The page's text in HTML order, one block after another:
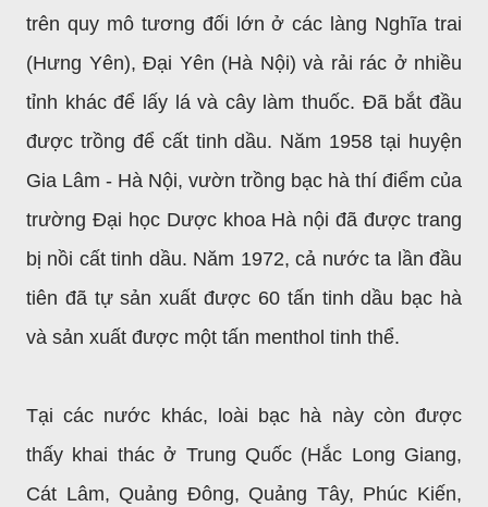
trên quy mô tương đối lớn ở các làng Nghĩa trai
(Hưng Yên), Đại Yên (Hà Nội) và rải rác ở nhiều
tỉnh khác để lấy lá và cây làm thuốc. Đã bắt đầu
được trồng để cất tinh dầu. Năm 1958 tại huyện
Gia Lâm - Hà Nội, vườn trồng bạc hà thí điểm của
trường Đại học Dược khoa Hà nội đã được trang
bị nồi cất tinh dầu. Năm 1972, cả nước ta lần đầu
tiên đã tự sản xuất được 60 tấn tinh dầu bạc hà
và sản xuất được một tấn menthol tinh thể.
Tại các nước khác, loài bạc hà này còn được
thấy khai thác ở Trung Quốc (Hắc Long Giang,
Cát Lâm, Quảng Đông, Quảng Tây, Phúc Kiến,